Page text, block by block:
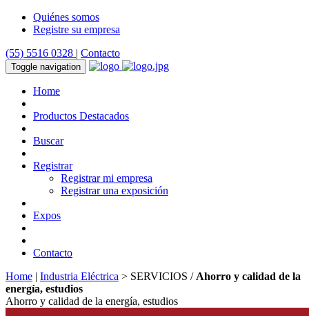
Quiénes somos
Registre su empresa
(55) 5516 0328 | Contacto
Toggle navigation
Home
Productos Destacados
Buscar
Registrar
Registrar mi empresa
Registrar una exposición
Expos
Contacto
Home | Industria Eléctrica > SERVICIOS / Ahorro y calidad de la
energía, estudios
Ahorro y calidad de la energía, estudios